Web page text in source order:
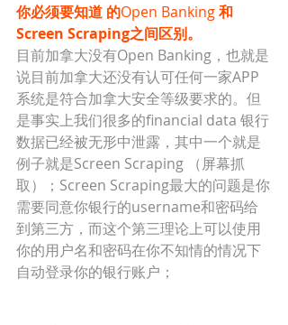
你必须要知道 的Open Banking 和
Screen Scraping之间区别。
目前加拿大没有Open Banking，也就是
说目前加拿大还没有认可任何一家APP
系统是符合加拿大安全等级要求的。但
是事实上我们很多的financial data 银行
数据已经被无形中泄露，其中一个就是
例子就是Screen Scraping （屏幕抓
取）；Screen Scraping最大的问题是你
需要同意你银行的username和密码给
到第三方，而这个第三理论上可以使用
你的用户名和密码在你不知情的情况下
自动登录你的银行账户；